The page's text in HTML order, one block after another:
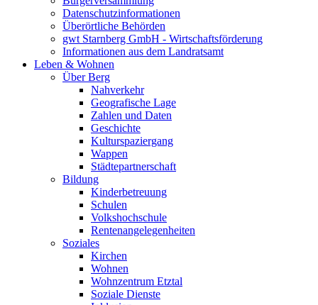
Datenschutzinformationen
Überörtliche Behörden
gwt Starnberg GmbH - Wirtschaftsförderung
Informationen aus dem Landratsamt
Leben & Wohnen
Über Berg
Nahverkehr
Geografische Lage
Zahlen und Daten
Geschichte
Kulturspaziergang
Wappen
Städtepartnerschaft
Bildung
Kinderbetreuung
Schulen
Volkshochschule
Rentenangelegenheiten
Soziales
Kirchen
Wohnen
Wohnzentrum Etztal
Soziale Dienste